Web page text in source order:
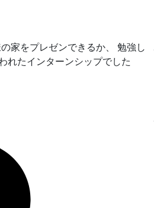
家をプレゼンできるか、 勉強し
れたインターンシップでした